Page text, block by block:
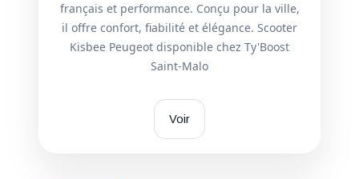
français et performance. Conçu pour la ville,
il offre confort, fiabilité et élégance. Scooter
Kisbee Peugeot disponible chez Ty'Boost
Saint-Malo
Voir